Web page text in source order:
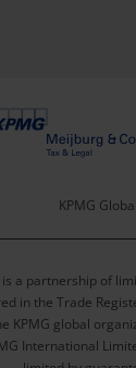
KPMG Global
a partnership of
in the Trade
KPMG global
International